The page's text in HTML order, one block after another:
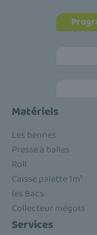
Matériels
Les bennes
Presse à balles
Roll
Caisse palette 1m³
les Bacs
Collecteur mégots
Services